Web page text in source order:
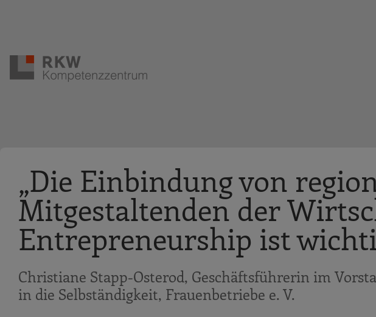
„Die Einbindung von
Mitgestaltenden der
Entrepreneurship ist
Christiane Stapp-Osterod, Geschäftsführerin im
in die Selbständigkeit, Frauenbetriebe e. V.